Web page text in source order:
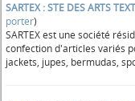
SARTEX : STE DES ARTS
porter)
SARTEX est une société
confection d'articles variés
jackets, jupes, bermudas,